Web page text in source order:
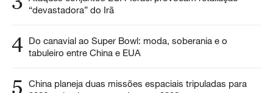
“devastadora” do Irã
4 Do canavial ao Super Bowl: moda, soberania e o
tabuleiro entre China e EUA
5
China planeja duas missões espaciais tripuladas para